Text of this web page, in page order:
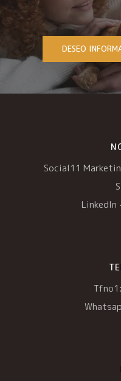
DESEO
Social11
LinkedIn ·
Tfno1: